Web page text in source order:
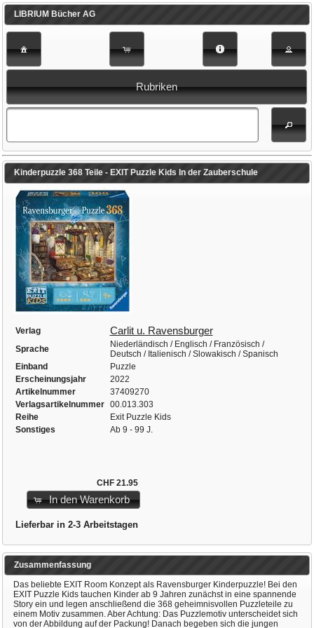
LIBRIUM Bücher AG
Rubriken
Kinderpuzzle 368 Teile - EXIT Puzzle Kids In der Zauberschule
Verlag Carlit u. Ravensburger
Sprache
Niederländisch / Englisch / Französisch /
Deutsch / Italienisch / Slowakisch / Spanisch
Einband
Puzzle
Erscheinungsjahr
2022
Artikelnummer
37409270
Verlagsartikelnummer
00.013.303
Reihe
Exit Puzzle Kids
Sonstiges
Ab 9 - 99 J.
CHF 21.95
In den Warenkorb
Lieferbar in 2-3 Arbeitstagen
Zusammenfassung
Das beliebte EXIT Room Konzept als Ravensburger Kinderpuzzle! Bei den
EXIT Puzzle Kids tauchen Kinder ab 9 Jahren zunächst in eine spannende
Story ein und legen anschließend die 368 geheimnisvollen Puzzleteile zu
einem Motiv zusammen. Aber Achtung: Das Puzzlemotiv unterscheidet sich
von der Abbildung auf der Packung! Danach begeben sich die jungen